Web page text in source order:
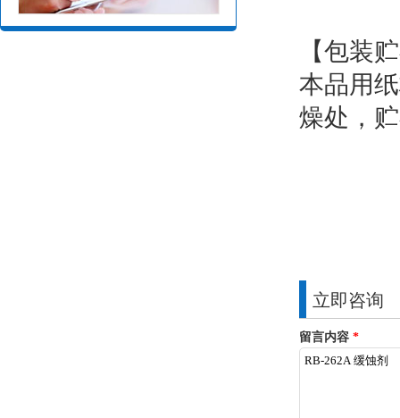
【包装
本品用
燥处，
立即咨询
留言内容 *